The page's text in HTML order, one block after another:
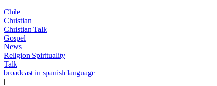
Chile
Christian
Christian Talk
Gospel
News
Religion Spirituality
Talk
broadcast in spanish language
[